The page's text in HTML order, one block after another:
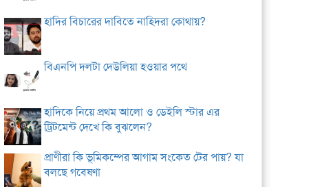
হাদির বিচারের দাবিতে নাহিদরা কোথায়?
বিএনপি দলটা দেউলিয়া হওয়ার পথে
হাদিকে নিয়ে প্রথম আলো ও ডেইলি স্টার এর
ট্রিটমেন্ট দেখে কি বুঝলেন?
প্রাণীরা কি ভূমিকম্পের আগাম সংকেত টের পায়? যা
বলছে গবেষণা